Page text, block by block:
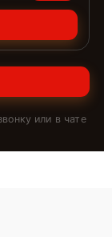
или в чате